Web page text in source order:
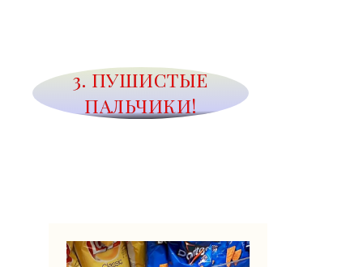
3. ПУШИСТЫЕ
ПАЛЬЧИКИ!